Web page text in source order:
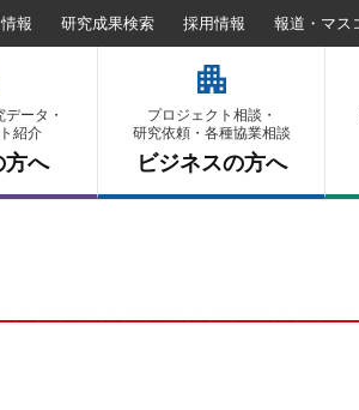
報 研究成果検索 採用情報 報道・マス
ータ・
紹介
方へ
プロジェクト相談・
研究依頼・各種協業相談
ビジネスの方へ